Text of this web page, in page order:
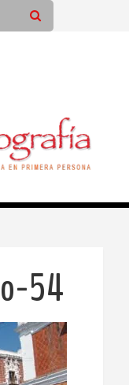
54